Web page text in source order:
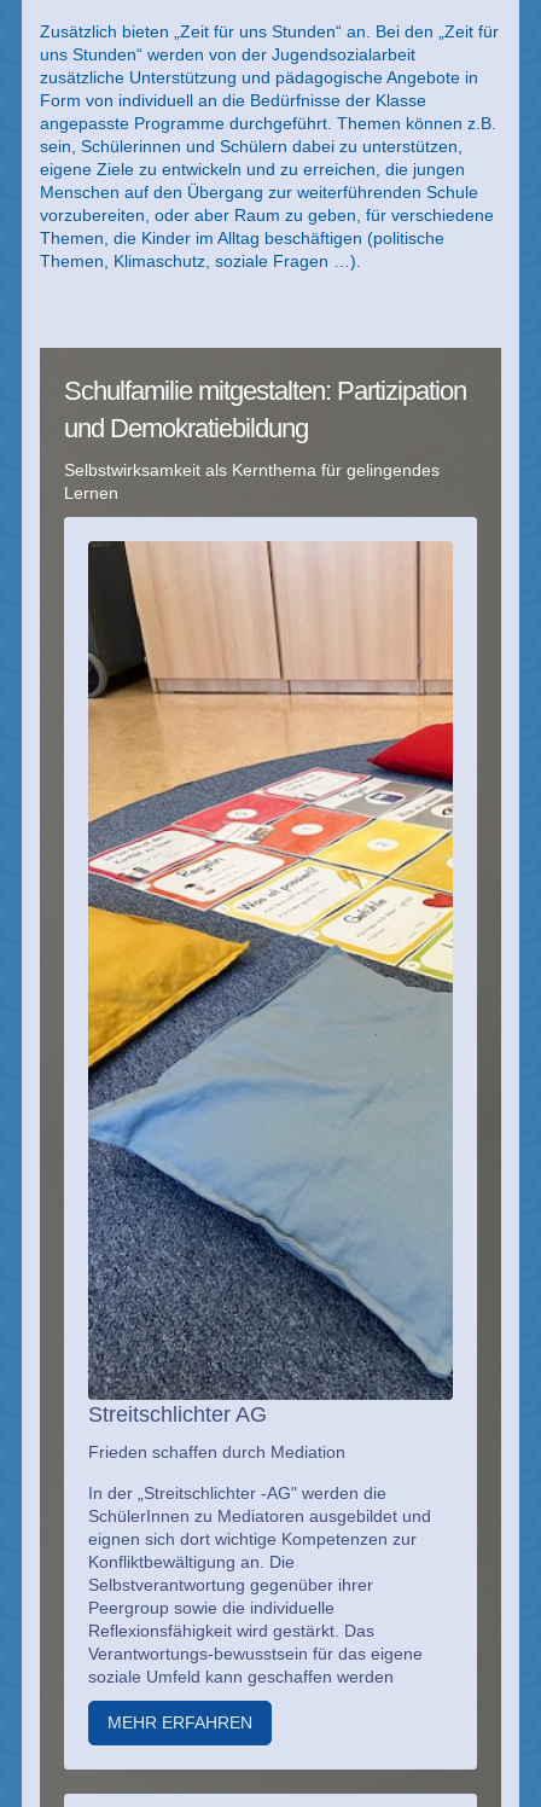
Zusätzlich bieten „Zeit für uns Stunden“ an. Bei den „Zeit für
uns Stunden“ werden von der Jugendsozialarbeit
zusätzliche Unterstützung und pädagogische Angebote in
Form von individuell an die Bedürfnisse der Klasse
angepasste Programme durchgeführt. Themen können z.B.
sein, Schülerinnen und Schülern dabei zu unterstützen,
eigene Ziele zu entwickeln und zu erreichen, die jungen
Menschen auf den Übergang zur weiterführenden Schule
vorzubereiten, oder aber Raum zu geben, für verschiedene
Themen, die Kinder im Alltag beschäftigen (politische
Themen, Klimaschutz, soziale Fragen …).
Schulfamilie mitgestalten: Partizipation
und Demokratiebildung
Selbstwirksamkeit als Kernthema für gelingendes
Lernen
Streitschlichter AG
Frieden schaffen durch Mediation
In der „Streitschlichter -AG" werden die
SchülerInnen zu Mediatoren ausgebildet und
eignen sich dort wichtige Kompetenzen zur
Konfliktbewältigung an. Die
Selbstverantwortung gegenüber ihrer
Peergroup sowie die individuelle
Reflexionsfähigkeit wird gestärkt. Das
Verantwortungs-bewusstsein für das eigene
soziale Umfeld kann geschaffen werden
MEHR ERFAHREN